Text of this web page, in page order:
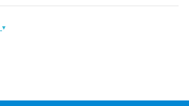
▾